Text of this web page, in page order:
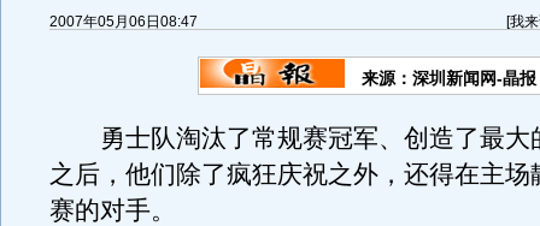
2007年05月06日08:47 [我
来源：深圳新闻网-晶报
勇士队淘汰了常规赛冠军、创造了最大
之后，他们除了疯狂庆祝之外，还得在主场
赛的对手。